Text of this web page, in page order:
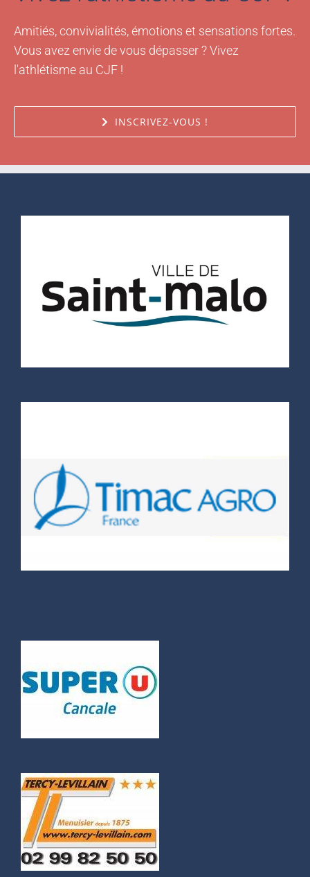
Amitiés, convivialités, émotions et sensations fortes.
Vous avez envie de vous dépasser ? Vivez
l'athlétisme au CJF !
INSCRIVEZ-VOUS !